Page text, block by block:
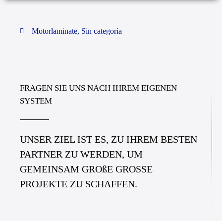
Motorlaminate, Sin categoría
FRAGEN SIE UNS NACH IHREM EIGENEN
SYSTEM
UNSER ZIEL IST ES, ZU IHREM BESTEN
PARTNER ZU WERDEN, UM
GEMEINSAM GROßE GROSSE
PROJEKTE ZU SCHAFFEN.